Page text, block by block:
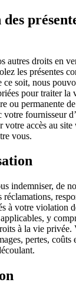
autres droits en
les présentes
ce soit, nous
pour traiter
ou permanente
votre fournisseur
votre accès au
vous.
indemniser, de
réclamations,
à votre violation
y
à la vie privée.
pertes, coûts